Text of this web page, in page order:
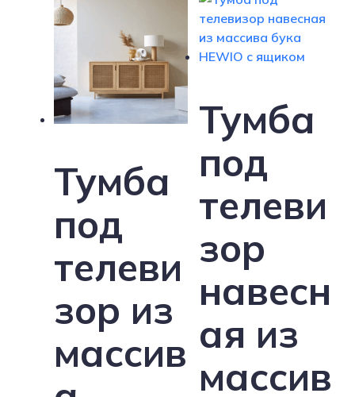
Тумба
под
телеви
зор из
массив
Тумба
под
телеви
зор
навесн
ая из
массив